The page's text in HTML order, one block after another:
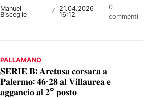
Manuel
Bisceglie
/
21.04.2026
16:12
0
commenti
PALLAMANO
𝐒𝐄𝐑𝐈𝐄 𝐁: 𝐀𝐫𝐞𝐭𝐮𝐬𝐚 𝐜𝐨𝐫𝐬𝐚𝐫𝐚 𝐚
𝐏𝐚𝐥𝐞𝐫𝐦𝐨: 𝟒𝟔-𝟐𝟖 𝐚𝐥 𝐕𝐢𝐥𝐥𝐚𝐮𝐫𝐞𝐚 𝐞
𝐚𝐠𝐠𝐚𝐧𝐜𝐢𝐨 𝐚𝐥 𝟐° 𝐩𝐨𝐬𝐭𝐨